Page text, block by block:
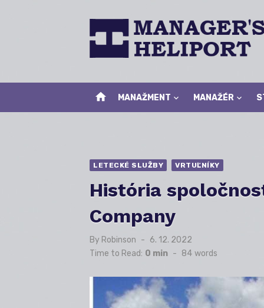
home MANAŽMENT MANAŽÉR
LETECKÉ SLUŽBY VRTUĽNÍKY
História
Company
By Robinson
Posted
on
6. 12. 2022
Time to Read: 0 min - 84 words